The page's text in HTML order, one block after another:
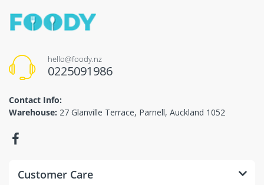
hello@foody.nz
0225091986
Contact Info:
Warehouse: 27 Glanville Terrace, Parnell, Auckland 1052
Customer Care